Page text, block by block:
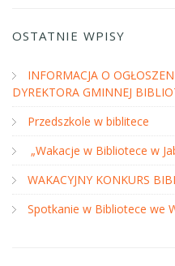
OSTATNIE WPISY
INFORMACJA O
DYREKTORA GMINNEJ
Przedszkole w biblitece
„Wakacje w Bibliotece w
WAKACYJNY KONKURS
Spotkanie w Bibliotece we